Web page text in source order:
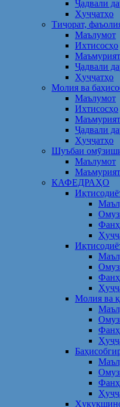
Ҷадвали
Ҳуҷҷатҳо
Тиҷорат,
Маълумот
Ихтисосҳо
Маъмурият
Ҷадвали
Ҳуҷҷатҳо
Молия ва
Маълумот
Ихтисосҳо
Маъмурият
Ҷадвали
Ҳуҷҷатҳо
Шуъбаи
Маълумот
Маъмурият
КАФЕДРАҲО
Молия ва